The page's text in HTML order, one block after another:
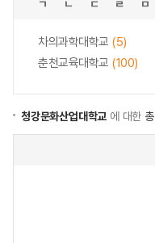
ㄱ ㄴ ㄷ ㄹ ㅁ
차의과학대학교 (5)
춘천교육대학교 (100)
청강문화산업대학교 에 대한 총